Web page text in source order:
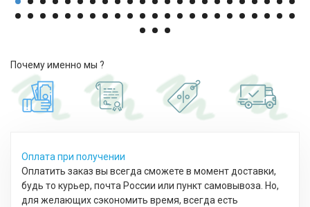
Почему именно мы ?
Оплата при получении
Оплатить заказ вы всегда сможете в момент доставки,
будь то курьер, почта России или пункт самовывоза. Но,
для желающих сэкономить время, всегда есть